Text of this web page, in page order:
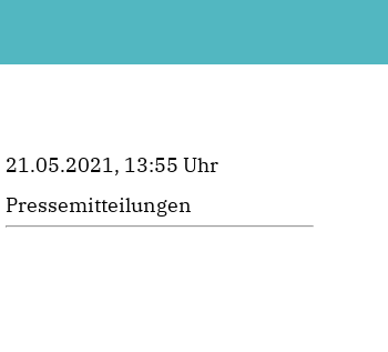
21.05.2021, 13:55 Uhr
Pressemitteilungen